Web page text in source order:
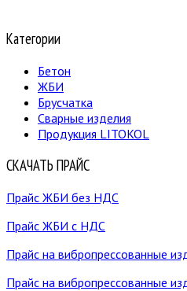
Категории
Бетон
ЖБИ
Брусчатка
Сварные изделия
Продукция LITOKOL
СКАЧАТЬ ПРАЙС
Прайс ЖБИ без НДС
Прайс ЖБИ с НДС
Прайс на вибропрессованные
Прайс на вибропрессованные